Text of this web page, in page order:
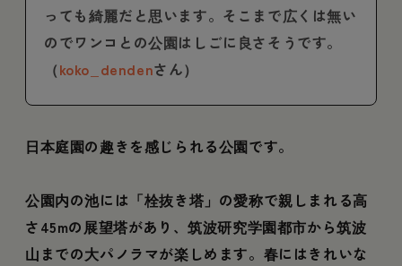
っても綺麗だと思います。そこまで広くは無い
のでワンコとの公園はしごに良さそうです。
（koko_dendenさん）
日本庭園の趣きを感じられる公園です。
公園内の池には「栓抜き塔」の愛称で親しまれる高
さ45mの展望塔があり、筑波研究学園都市から筑波
山までの大パノラマが楽しめます。春にはきれいな